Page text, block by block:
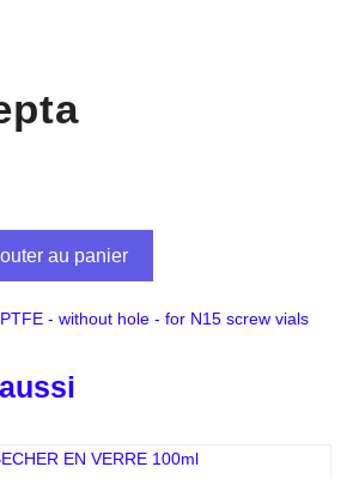
au panier
- without hole - for N15 screw vials